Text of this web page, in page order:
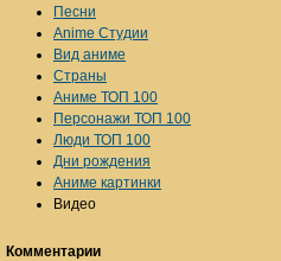
Песни
Anime Студии
Вид аниме
Страны
Аниме ТОП 100
Персонажи ТОП 100
Люди ТОП 100
Дни рождения
Аниме картинки
Видео
Комментарии